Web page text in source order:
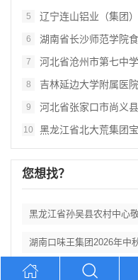
5 辽宁连山铝业（集团
6 湖南省长沙师范学院
7 河北省沧州市第七中
8 吉林延边大学附属医
9 河北省张家口市尚义
10 黑龙江省北大荒集团
您想找？
黑龙江省孙吴县农村中心
湖南口味王集团2026年中
辽宁省大洼区学校食堂食